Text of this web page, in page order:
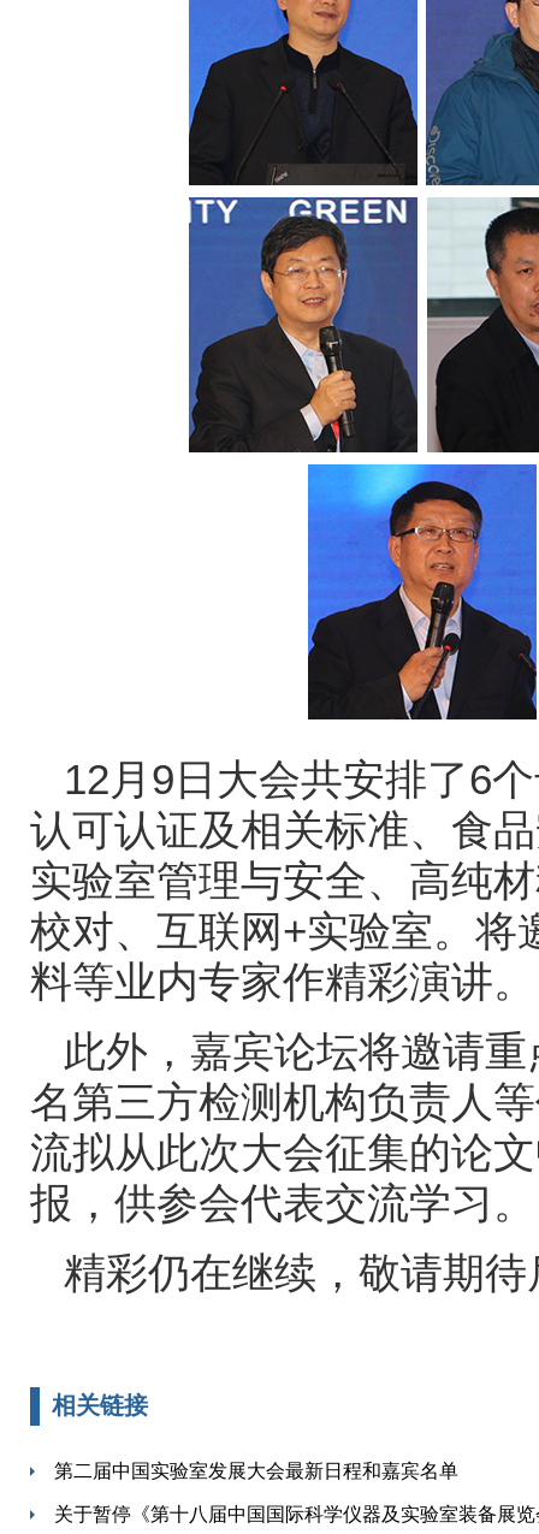
12月9日大会共安排了6
认可认证及相关标准、食
实验室管理与安全、高纯
校对、互联网+实验室。将
料等业内专家作精彩演讲。
此外，嘉宾论坛将邀请
名第三方检测机构负责人
流拟从此次大会征集的论
报，供参会代表交流学习。
精彩仍在继续，敬请期
相关链接
第二届中国实验室发展大会最新日程和嘉宾名单
关于暂停《第十八届中国国际科学仪器及实验室装备展